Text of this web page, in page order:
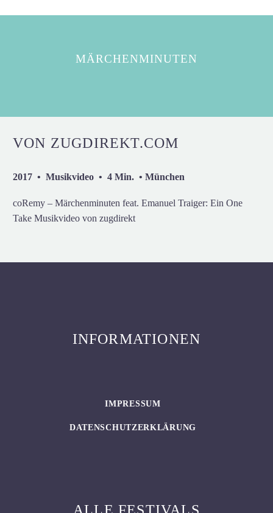
MÄRCHENMINUTEN
VON ZUGDIREKT.COM
2017 • Musikvideo • 4 Min. • München
coRemy – Märchenminuten feat. Emanuel Traiger: Ein One
Take Musikvideo von zugdirekt
INFORMATIONEN
IMPRESSUM
DATENSCHUTZERKLÄRUNG